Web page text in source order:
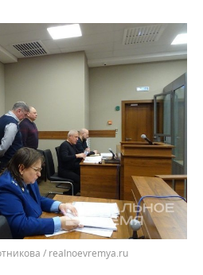
/ realnoevremya.ru